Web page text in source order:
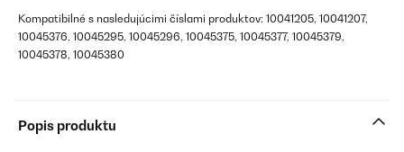
Kompatibilné s nasledujúcimi číslami produktov: 10041205, 10041207,
10045376, 10045295, 10045296, 10045375, 10045377, 10045379,
10045378, 10045380
Popis produktu